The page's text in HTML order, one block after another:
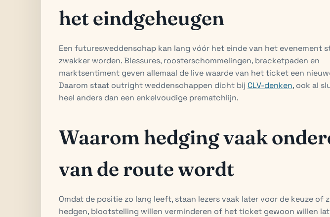
het eindgeheugen
Een futuresweddenschap kan lang vóór het einde van het evenement
zwakker worden. Blessures, roosterschommelingen, bracketpaden en
marktsentiment geven allemaal de live waarde van het ticket een
Daarom staat outright weddenschappen dicht bij CLV-denken, ook al
heel anders dan een enkelvoudige prematchlijn.
Waarom hedging vaak
van de route wordt
Omdat de positie zo lang leeft, staan lezers vaak later voor de keuze of
hedgen, blootstelling willen verminderen of het ticket gewoon willen